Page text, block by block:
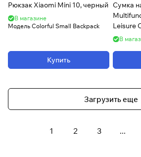
Рюкзак Xiaomi Mini 10, черный
В магазине
Модель Colorful Small Backpack
Купить
Сумка
Leisure
В
Загрузить еще
1 2 3 ...